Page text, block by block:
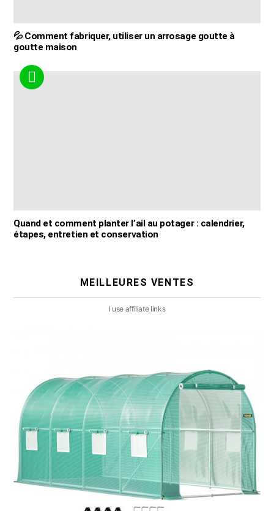
💦 Comment fabriquer, utiliser un arrosage goutte à
goutte maison
Quand et comment planter l’ail au potager : calendrier,
étapes, entretien et conservation
MEILLEURES VENTES
I use affiliate links